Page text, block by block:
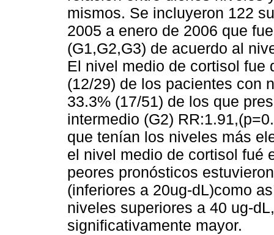
mismos. Se incluyeron 122
2005 a enero de 2006 que
(G1,G2,G3) de acuerdo al
El nivel medio de cortisol fue
(12/29) de los pacientes con
33.3% (17/51) de los que
intermedio (G2)
que tenían los niveles más
el nivel medio de cortisol fué
peores pronósticos
(inferiores a 20ug-dL)como
niveles superiores a 40 ug-
significativamente mayor.